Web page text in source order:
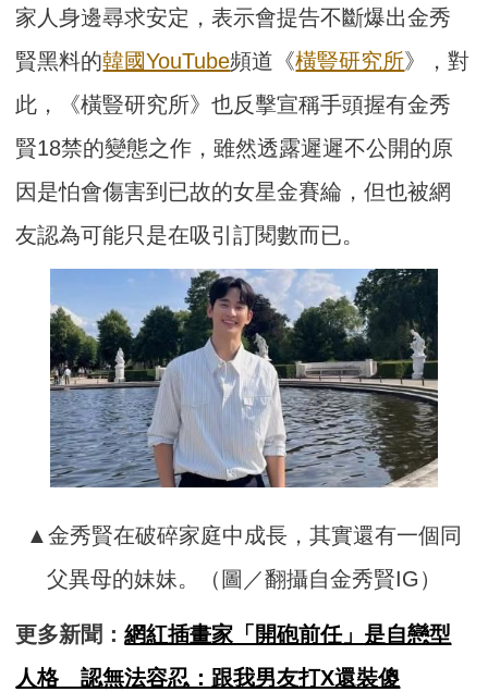
家人身邊尋求安定，表示會提告不斷爆出金秀
賢黑料的韓國YouTube頻道《橫豎研究所》，對
此，《橫豎研究所》也反擊宣稱手頭握有金秀
賢18禁的變態之作，雖然透露遲遲不公開的原
因是怕會傷害到已故的女星金賽綸，但也被網
友認為可能只是在吸引訂閱數而已。
▲金秀賢在破碎家庭中成長，其實還有一個同
父異母的妹妹。（圖／翻攝自金秀賢IG）
更多新聞：網紅插畫家「開砲前任」是自戀型
人格 認無法容忍：跟我男友打X還裝傻